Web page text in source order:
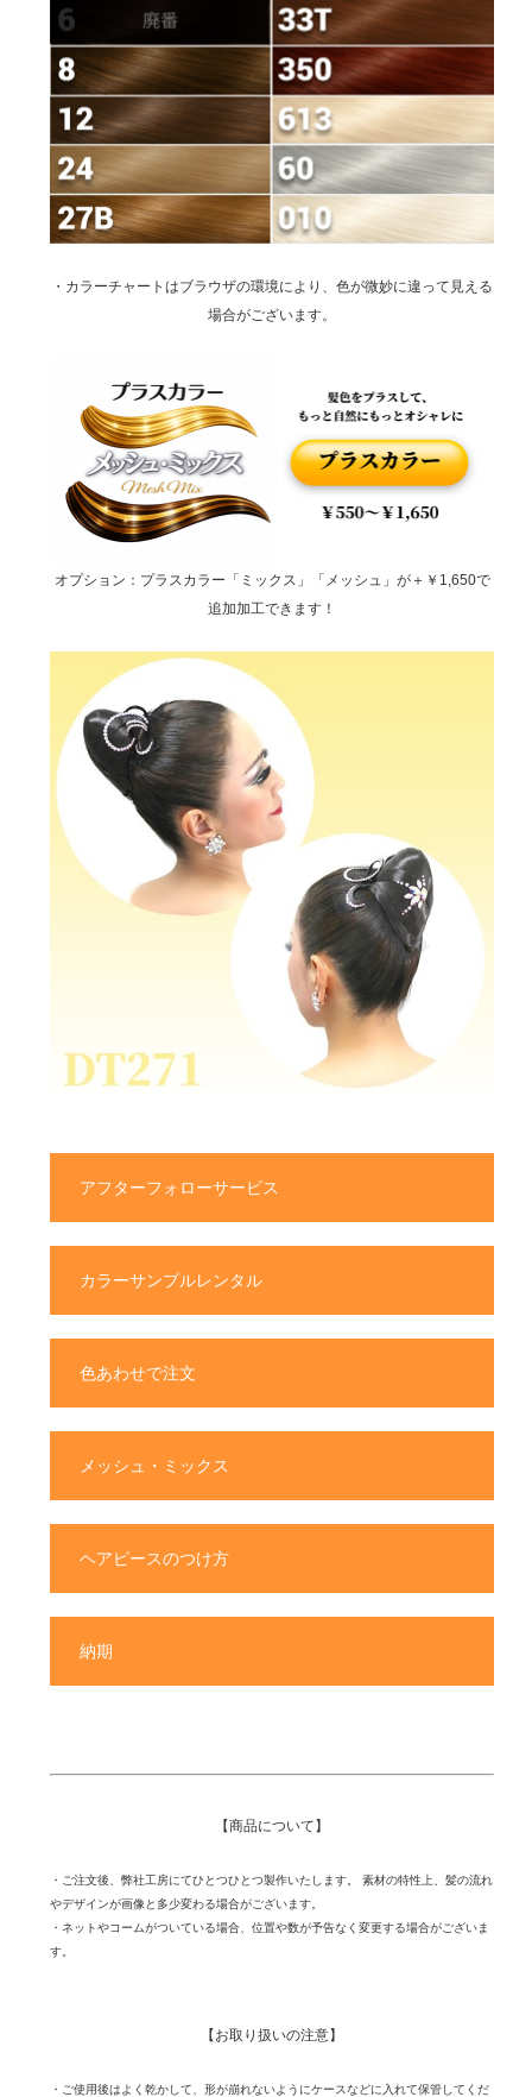
・カラーチャートはブラウザの環境により、色が微妙に違って見える
場合がございます。
オプション：プラスカラー「ミックス」「メッシュ」が＋￥1,650で
追加加工できます！
アフターフォローサービス
カラーサンプルレンタル
色あわせで注文
メッシュ・ミックス
ヘアピースのつけ方
納期
【商品について】
・ご注文後、弊社工房にてひとつひとつ製作いたします。 素材の特性上、髪の流れ
やデザインが画像と多少変わる場合がございます。
・ネットやコームがついている場合、位置や数が予告なく変更する場合がございま
す。
【お取り扱いの注意】
・ご使用後はよく乾かして、形が崩れないようにケースなどに入れて保管してくだ